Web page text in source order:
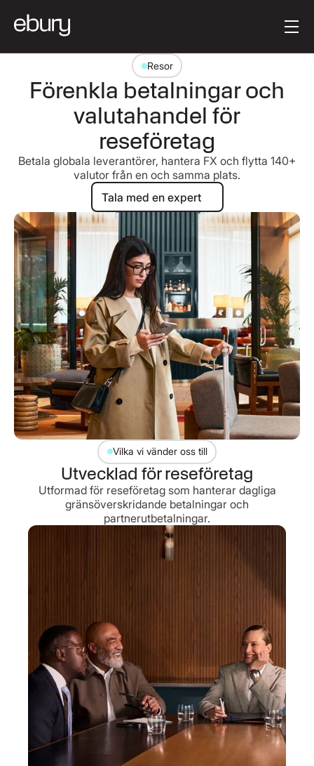
Resor
Förenkla betalningar och
valutahandel för
reseföretag
Betala globala leverantörer, hantera FX och flytta 140+
valutor från en och samma plats.
Tala med en expert
Tala med en expert
Vilka vi vänder oss till
Utvecklad för reseföretag
Utformad för reseföretag som hanterar dagliga
gränsöverskridande betalningar och
partnerutbetalningar.